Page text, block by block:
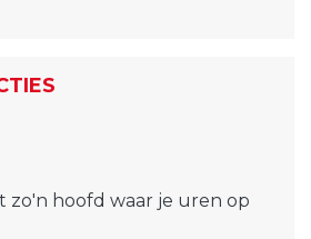
zo'n hoofd waar je uren op